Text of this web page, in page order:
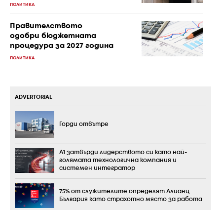
ПОЛИТИКА
Правителството
одобри бюджетната
процедура за 2027 година
ПОЛИТИКА
ADVERTORIAL
Горди отвътре
А1 затвърди лидерството си като най-
голямата технологична компания и
системен интегратор
75% от служителите определят Алианц
България като страхотно място за работа